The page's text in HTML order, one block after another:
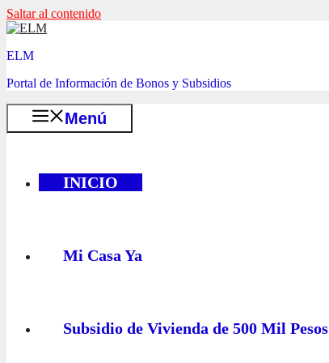
Saltar al contenido
ELM
Portal de Información de Bonos y Subsidios
Menú
INICIO
Mi Casa Ya
Subsidio de Vivienda de 500 Mil Pesos